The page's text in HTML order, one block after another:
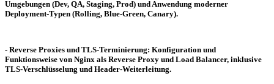
Umgebungen (Dev, QA, Staging, Prod) und Anwendung moderner
Deployment-Typen (Rolling, Blue-Green, Canary).
- Reverse Proxies und TLS-Terminierung: Konfiguration und
Funktionsweise von Nginx als Reverse Proxy und Load Balancer, inklusive
TLS-Verschlüsselung und Header-Weiterleitung.